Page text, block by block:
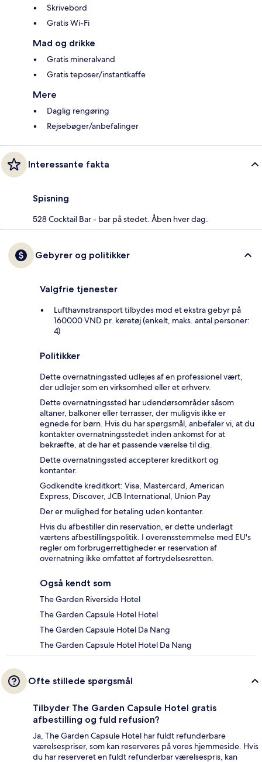
Skrivebord
Gratis Wi-Fi
Mad og drikke
Gratis mineralvand
Gratis teposer/instantkaffe
Mere
Daglig rengøring
Rejsebøger/anbefalinger
Interessante fakta
Spisning
528 Cocktail Bar - bar på stedet. Åben hver dag.
Gebyrer og politikker
Valgfrie tjenester
Lufthavnstransport tilbydes mod et ekstra gebyr på
160000 VND pr. køretøj (enkelt, maks. antal personer:
4)
Politikker
Dette overnatningssted udlejes af en professionel vært,
der udlejer som en virksomhed eller et erhverv.
Dette overnatningssted har udendørsområder såsom
altaner, balkoner eller terrasser, der muligvis ikke er
egnede for børn. Hvis du har spørgsmål, anbefaler vi, at du
kontakter overnatningsstedet inden ankomst for at
bekræfte, at de har et passende værelse til dig.
Dette overnatningssted accepterer kreditkort og
kontanter.
Godkendte kreditkort: Visa, Mastercard, American
Express, Discover, JCB International, Union Pay
Der er mulighed for betaling uden kontanter.
Hvis du afbestiller din reservation, er dette underlagt
værtens afbestillingspolitik. I overensstemmelse med EU's
regler om forbrugerrettigheder er reservation af
overnatning ikke omfattet af fortrydelsesretten.
Også kendt som
The Garden Riverside Hotel
The Garden Capsule Hotel Hotel
The Garden Capsule Hotel Da Nang
The Garden Capsule Hotel Hotel Da Nang
Ofte stillede spørgsmål
Tilbyder The Garden Capsule Hotel gratis
afbestilling og fuld refusion?
Ja, The Garden Capsule Hotel har fuldt refunderbare
værelsespriser, som kan reserveres på vores hjemmeside. Hvis
du har reserveret en fuldt refunderbar værelsespris, kan